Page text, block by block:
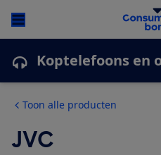
Koptelefoons en
Toon alle producten
JVC